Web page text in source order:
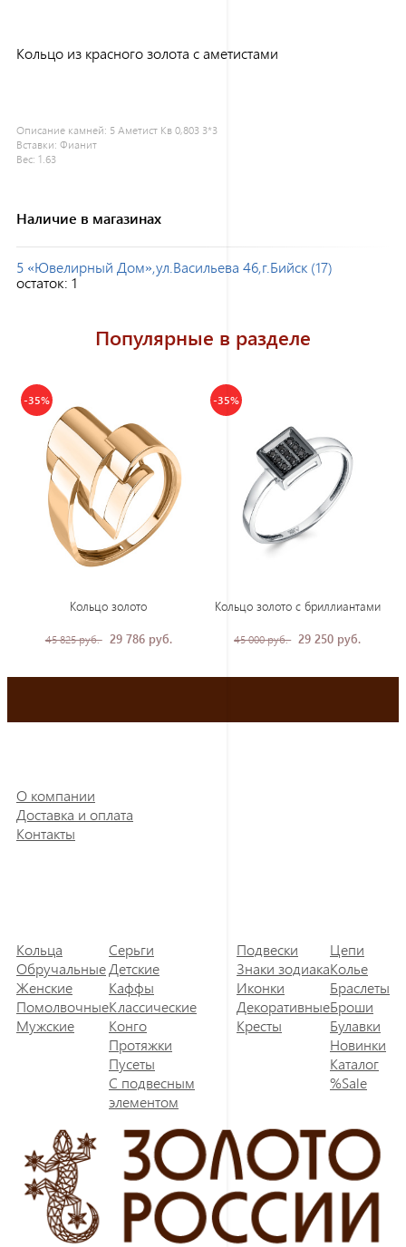
Кольцо из красного золота с аметистами
Описание камней: 5 Аметист Кв 0,803 3*3
Вставки: Фианит
Вес: 1.63
Наличие в магазинах
5 «Ювелирный Дом»,ул.Васильева 46,г.Бийск (17)
остаток: 1
Популярные в разделе
-35%
Кольцо золото
45 825 руб. 29 786 руб.
-35%
Кольцо золото с бриллиантами
45 000 руб. 29 250 руб.
О компании
Доставка и оплата
Контакты
Кольца
Обручальные
Женские
Помолвочные
Мужские
Серьги
Детские
Каффы
Классические
Конго
Протяжки
Пусеты
С подвесным
элементом
Подвески
Знаки зодиака
Иконки
Декоративные
Кресты
Цепи
Колье
Браслеты
Броши
Булавки
Новинки
Каталог
%Sale